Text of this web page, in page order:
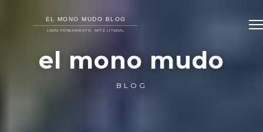
el mono mudo
BLOG